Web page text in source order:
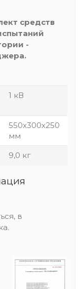
средств
-
1 кВ
550х300х250
мм
9,0 кг
в